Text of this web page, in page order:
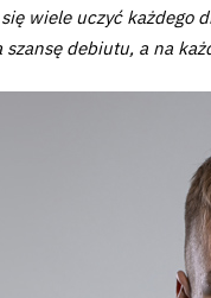
wiele uczyć
debiutu, a na